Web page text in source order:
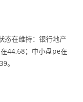
态在维持：银行地产
44.68；中小盘pe在
。